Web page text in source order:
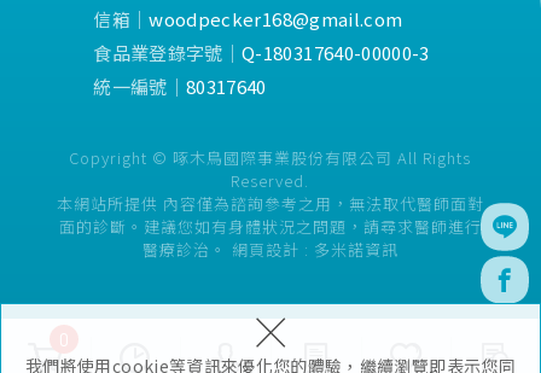
我們將使用cookie等資訊來優化您的體驗，繼續瀏覽即表示您同
×
信箱│woodpecker168@gmail.com
食品業登錄字號│Q-180317640-00000-3
統一編號│80317640
Copyright © 啄木鳥國際事業股份有限公司 All Rights
Reserved.
本網站所提供 內容僅為諮詢參考之用，無法取代醫師面對
面的診斷。建議您如有身體狀況之問題，請尋求醫師進行
醫療診治。 網頁設計 : 多米諾資訊
0